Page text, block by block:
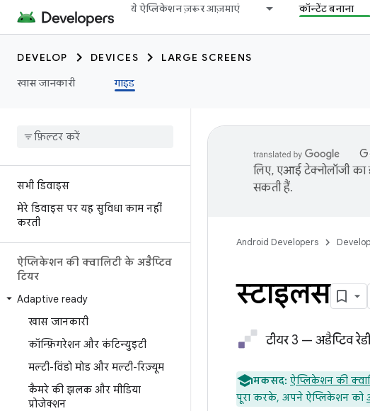
ये ऐप्लिकेशन ज़रूर आज़माएं कॉन्टेंट बनाना
DEVELOP DEVICES
LARGE SCREENS
खास जानकारी
गाइड
सभी डिवाइस
मेरे डिवाइस पर यह सुविधा काम नहीं
करती
ऐप्लिकेशन की क्वालिटी के अडैप्टिव
टियर
Adaptive ready
खास जानकारी
कॉन्फ़िगरेशन और कंटिन्युइटी
मल्टी-विंडो मोड और मल्टी-रिज़्यूम
कैमरे की झलक और मीडिया
प्रोजेक्शन
लिए, एआई टेक्नोलॉजी का
सकती हैं.
Android Developers Develop
स्टाइलस
टीयर 3 — अडैप्टिव
मकसद: ऐप्लिकेशन की
पूरा करके, अपने ऐप्लिकेशन को